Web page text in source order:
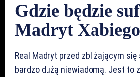
Gdzie będzie
Madryt
Real Madryt przed zbliżającym
bardzo dużą niewiadomą. Jest to